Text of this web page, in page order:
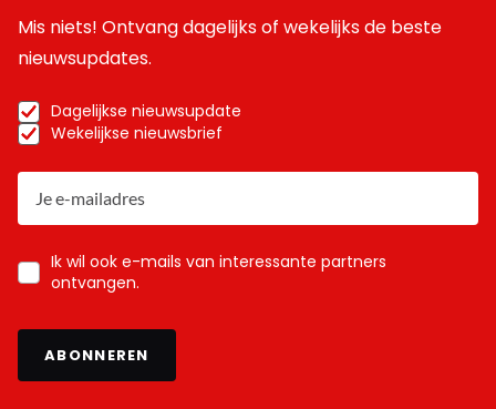
Mis niets! Ontvang dagelijks of wekelijks de beste
nieuwsupdates.
Dagelijkse nieuwsupdate
Wekelijkse nieuwsbrief
Ik wil ook e-mails van interessante partners
ontvangen.
ABONNEREN